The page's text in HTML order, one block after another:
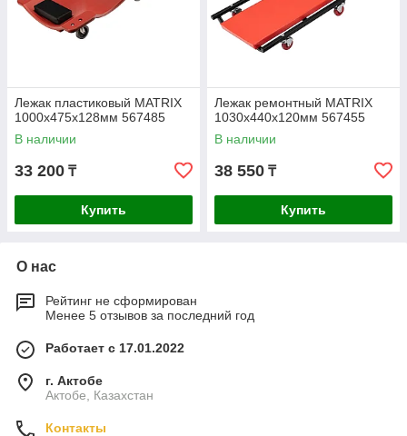
Лежак пластиковый MATRIX
1000х475х128мм 567485
В наличии
33 200 ₸
Купить
Лежак ремонтный MATRIX
1030х440х120мм 567455
В наличии
38 550 ₸
Купить
О нас
Рейтинг не сформирован
Менее 5 отзывов за последний год
Работает с 17.01.2022
г. Актобе
Актобе, Казахстан
Контакты